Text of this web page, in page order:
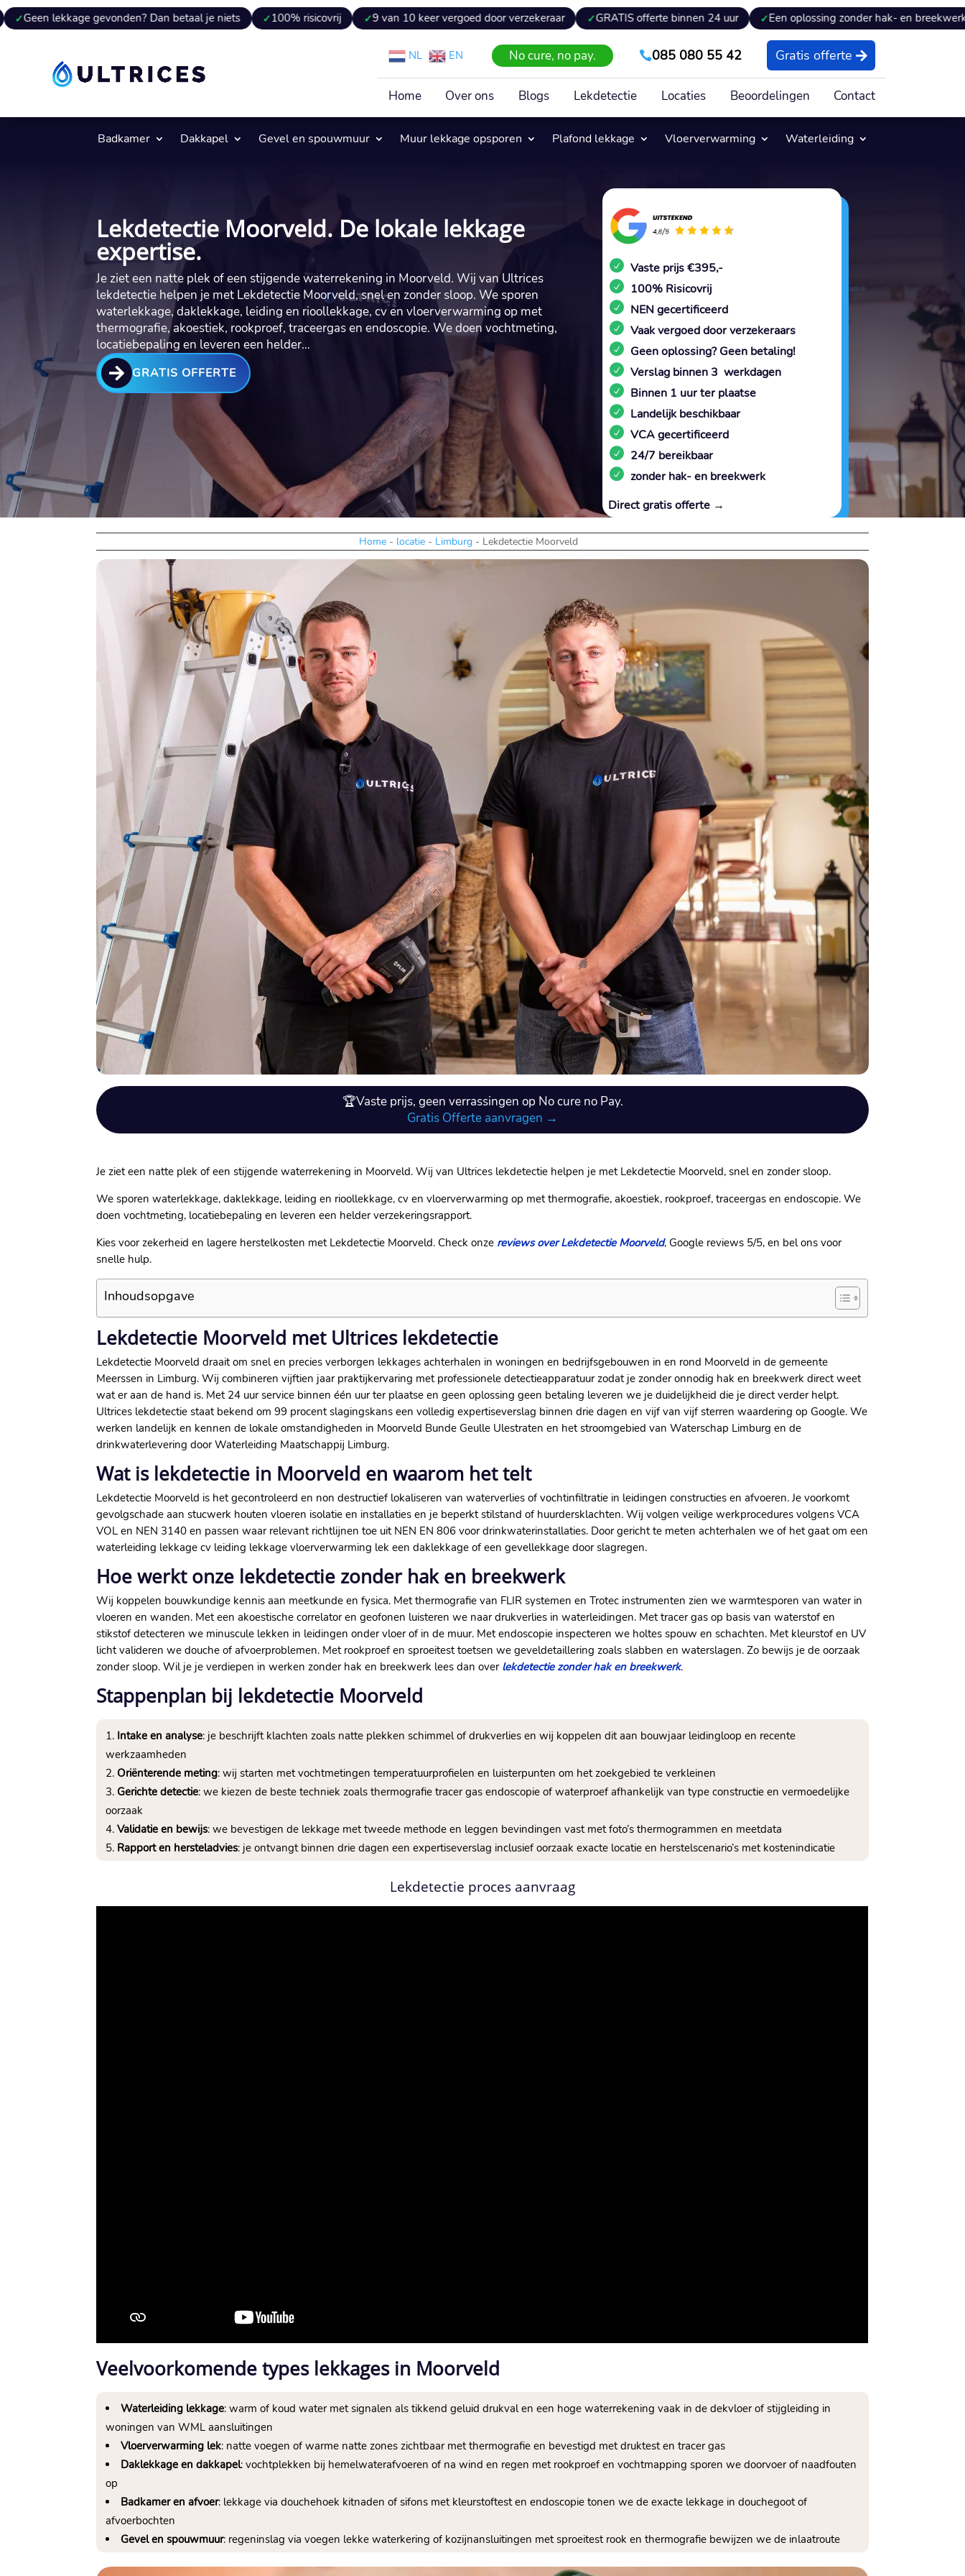
gevonden? Dan betaal je niets 100% risicovrij 9 van 10 keer vergoed door verzekeraar GRATIS offerte binnen 24 uur Een oplossing zonder hak- en breekwerk
NL EN No cure, no pay. 085 080 55 42 Gratis offerte
Home Over ons Blogs Lekdetectie Locaties Beoordelingen Contact
Badkamer Dakkapel Gevel en spouwmuur Muur lekkage opsporen Plafond lekkage Vloerverwarming Waterleiding
Lekdetectie Moorveld. De lokale lekkage
expertise.
Je ziet een natte plek of een stijgende waterrekening in Moorveld.​ Wij van Ultrices
lekdetectie helpen je met Lekdetectie Moorveld, snel en zonder sloop.​ We sporen
waterlekkage, daklekkage, leiding en rioollekkage, cv en vloerverwarming op met
thermografie, akoestiek, rookproef, traceergas en endoscopie.​ We doen vochtmeting,
locatiebepaling en leveren een helder…
 GRATIS OFFERTE
Vaste prijs €395,-
100% Risicovrij
NEN gecertificeerd
Vaak vergoed door verzekeraars
Geen oplossing? Geen betaling!
Verslag binnen 3 werkdagen
Binnen 1 uur ter plaatse
Landelijk beschikbaar
VCA gecertificeerd
24/7 bereikbaar
zonder hak- en breekwerk
Direct gratis offerte →
Home- locatie- Limburg- Lekdetectie Moorveld
🏆Vaste prijs, geen verrassingen op No cure no Pay.
Gratis Offerte aanvragen →
Je ziet een natte plek of een stijgende waterrekening in Moorveld.​ Wij van Ultrices lekdetectie helpen je met Lekdetectie Moorveld, snel en zonder sloop.​
We sporen waterlekkage, daklekkage, leiding en rioollekkage, cv en vloerverwarming op met thermografie, akoestiek, rookproef, traceergas en endoscopie.​ We
doen vochtmeting, locatiebepaling en leveren een helder verzekeringsrapport.​
Kies voor zekerheid en lagere herstelkosten met Lekdetectie Moorveld.​ Check onze reviews over Lekdetectie Moorveld, Google reviews 5/5, en bel ons voor
snelle hulp.​
Inhoudsopgave
Lekdetectie Moorveld met Ultrices lekdetectie
Lekdetectie Moorveld draait om snel en precies verborgen lekkages achterhalen in woningen en bedrijfsgebouwen in en rond Moorveld in de gemeente
Meerssen in Limburg.​ Wij combineren vijftien jaar praktijkervaring met professionele detectieapparatuur zodat je zonder onnodig hak en breekwerk direct weet
wat er aan de hand is.​ Met 24 uur service binnen één uur ter plaatse en geen oplossing geen betaling leveren we je duidelijkheid die je direct verder helpt.​
Ultrices lekdetectie staat bekend om 99 procent slagingskans een volledig expertiseverslag binnen drie dagen en vijf van vijf sterren waardering op Google.​ We
werken landelijk en kennen de lokale omstandigheden in Moorveld Bunde Geulle Ulestraten en het stroomgebied van Waterschap Limburg en de
drinkwaterlevering door Waterleiding Maatschappij Limburg.​
Wat is lekdetectie in Moorveld en waarom het telt
Lekdetectie Moorveld is het gecontroleerd en non destructief lokaliseren van waterverlies of vochtinfiltratie in leidingen constructies en afvoeren.​ Je voorkomt
gevolgschade aan stucwerk houten vloeren isolatie en installaties en je beperkt stilstand of huurdersklachten.​ Wij volgen veilige werkprocedures volgens VCA
VOL en NEN 3140 en passen waar relevant richtlijnen toe uit NEN EN 806 voor drinkwaterinstallaties.​ Door gericht te meten achterhalen we of het gaat om een
waterleiding lekkage cv leiding lekkage vloerverwarming lek een daklekkage of een gevellekkage door slagregen.​
Hoe werkt onze lekdetectie zonder hak en breekwerk
Wij koppelen bouwkundige kennis aan meetkunde en fysica.​ Met thermografie van FLIR systemen en Trotec instrumenten zien we warmtesporen van water in
vloeren en wanden.​ Met een akoestische correlator en geofonen luisteren we naar drukverlies in waterleidingen.​ Met tracer gas op basis van waterstof en
stikstof detecteren we minuscule lekken in leidingen onder vloer of in de muur.​ Met endoscopie inspecteren we holtes spouw en schachten.​ Met kleurstof en UV
licht valideren we douche of afvoerproblemen.​ Met rookproef en sproeitest toetsen we geveldetaillering zoals slabben en waterslagen.​ Zo bewijs je de oorzaak
zonder sloop.​ Wil je je verdiepen in werken zonder hak en breekwerk lees dan over lekdetectie zonder hak en breekwerk.​
Stappenplan bij lekdetectie Moorveld
Intake en analyse: je beschrijft klachten zoals natte plekken schimmel of drukverlies en wij koppelen dit aan bouwjaar leidingloop en recente
werkzaamheden
Oriënterende meting: wij starten met vochtmetingen temperatuurprofielen en luisterpunten om het zoekgebied te verkleinen
Gerichte detectie: we kiezen de beste techniek zoals thermografie tracer gas endoscopie of waterproef afhankelijk van type constructie en vermoedelijke
oorzaak
Validatie en bewijs: we bevestigen de lekkage met tweede methode en leggen bevindingen vast met foto’s thermogrammen en meetdata
Rapport en hersteladvies: je ontvangt binnen drie dagen een expertiseverslag inclusief oorzaak exacte locatie en herstelscenario’s met kostenindicatie
Lekdetectie proces aanvraag
Veelvoorkomende types lekkages in Moorveld
Waterleiding lekkage: warm of koud water met signalen als tikkend geluid drukval en een hoge waterrekening vaak in de dekvloer of stijgleiding in
woningen van WML aansluitingen
Vloerverwarming lek: natte voegen of warme natte zones zichtbaar met thermografie en bevestigd met druktest en tracer gas
Daklekkage en dakkapel: vochtplekken bij hemelwaterafvoeren of na wind en regen met rookproef en vochtmapping sporen we doorvoer of naadfouten
op
Badkamer en afvoer: lekkage via douchehoek kitnaden of sifons met kleurstoftest en endoscopie tonen we de exacte lekkage in douchegoot of
afvoerbochten
Gevel en spouwmuur: regeninslag via voegen lekke waterkering of kozijnansluitingen met sproeitest rook en thermografie bewijzen we de inlaatroute